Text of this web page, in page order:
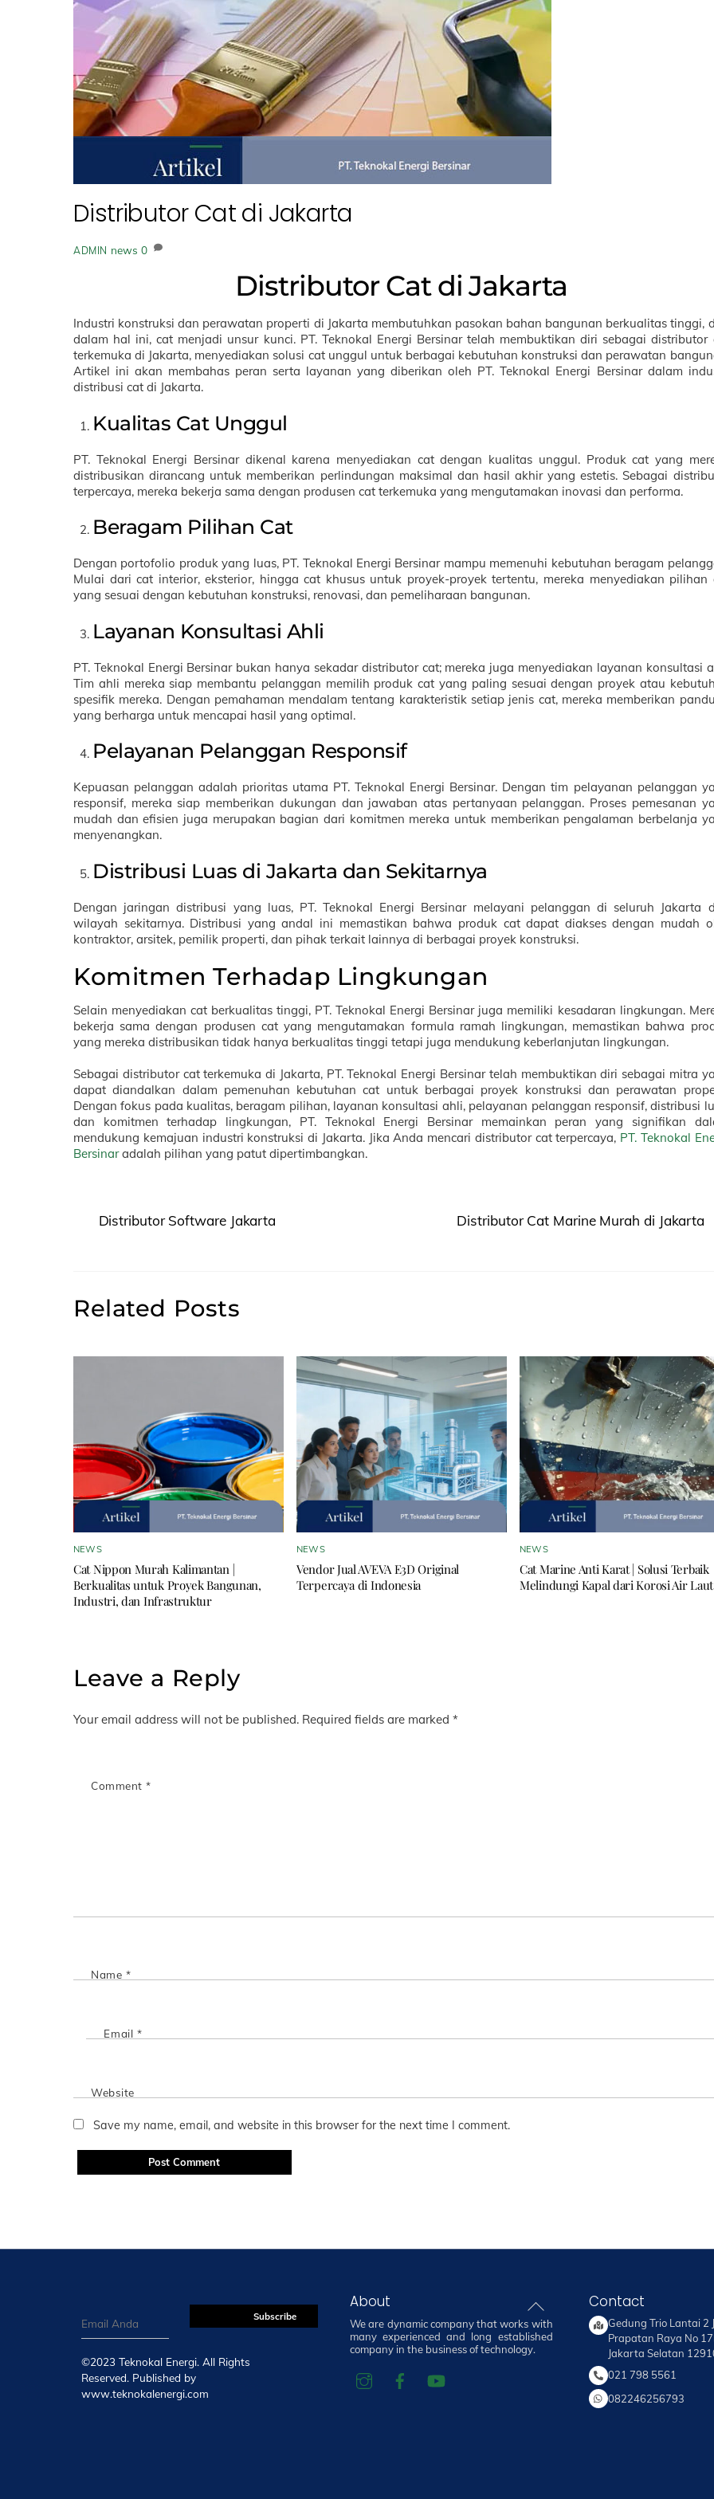
Distributor Cat di Jakarta
ADMIN news 0
Distributor Cat di Jakarta
Industri konstruksi dan perawatan properti di Jakarta membutuhkan pasokan bahan bangunan berkualitas tinggi,
dalam hal ini, cat menjadi unsur kunci. PT. Teknokal Energi Bersinar telah membuktikan diri sebagai distributor
terkemuka di Jakarta, menyediakan solusi cat unggul untuk berbagai kebutuhan konstruksi dan perawatan
Artikel ini akan membahas peran serta layanan yang diberikan oleh PT. Teknokal Energi Bersinar dalam
distribusi cat di Jakarta.
Kualitas Cat Unggul
PT. Teknokal Energi Bersinar dikenal karena menyediakan cat dengan kualitas unggul. Produk cat yang
distribusikan dirancang untuk memberikan perlindungan maksimal dan hasil akhir yang estetis. Sebagai
terpercaya, mereka bekerja sama dengan produsen cat terkemuka yang mengutamakan inovasi dan performa.
Beragam Pilihan Cat
Dengan portofolio produk yang luas, PT. Teknokal Energi Bersinar mampu memenuhi kebutuhan beragam
Mulai dari cat interior, eksterior, hingga cat khusus untuk proyek-proyek tertentu, mereka menyediakan pilihan
yang sesuai dengan kebutuhan konstruksi, renovasi, dan pemeliharaan bangunan.
Layanan Konsultasi Ahli
PT. Teknokal Energi Bersinar bukan hanya sekadar distributor cat; mereka juga menyediakan layanan konsultasi
Tim ahli mereka siap membantu pelanggan memilih produk cat yang paling sesuai dengan proyek atau
spesifik mereka. Dengan pemahaman mendalam tentang karakteristik setiap jenis cat, mereka memberikan
yang berharga untuk mencapai hasil yang optimal.
Pelayanan Pelanggan Responsif
Kepuasan pelanggan adalah prioritas utama PT. Teknokal Energi Bersinar. Dengan tim pelayanan pelanggan
responsif, mereka siap memberikan dukungan dan jawaban atas pertanyaan pelanggan. Proses pemesanan
mudah dan efisien juga merupakan bagian dari komitmen mereka untuk memberikan pengalaman berbelanja
menyenangkan.
Distribusi Luas di Jakarta dan Sekitarnya
Dengan jaringan distribusi yang luas, PT. Teknokal Energi Bersinar melayani pelanggan di seluruh Jakarta
wilayah sekitarnya. Distribusi yang andal ini memastikan bahwa produk cat dapat diakses dengan mudah
kontraktor, arsitek, pemilik properti, dan pihak terkait lainnya di berbagai proyek konstruksi.
Komitmen Terhadap Lingkungan
Selain menyediakan cat berkualitas tinggi, PT. Teknokal Energi Bersinar juga memiliki kesadaran lingkungan.
bekerja sama dengan produsen cat yang mengutamakan formula ramah lingkungan, memastikan bahwa
yang mereka distribusikan tidak hanya berkualitas tinggi tetapi juga mendukung keberlanjutan lingkungan.
Sebagai distributor cat terkemuka di Jakarta, PT. Teknokal Energi Bersinar telah membuktikan diri sebagai mitra
dapat diandalkan dalam pemenuhan kebutuhan cat untuk berbagai proyek konstruksi dan perawatan
Dengan fokus pada kualitas, beragam pilihan, layanan konsultasi ahli, pelayanan pelanggan responsif, distribusi
dan komitmen terhadap lingkungan, PT. Teknokal Energi Bersinar memainkan peran yang signifikan
mendukung kemajuan industri konstruksi di Jakarta. Jika Anda mencari distributor cat terpercaya, PT. Teknokal
Bersinaradalah pilihan yang patut dipertimbangkan.
Distributor Software Jakarta Distributor Cat Marine Murah di Jakarta
Related Posts
NEWS
Cat Nippon Murah Kalimantan |
Berkualitas untuk Proyek Bangunan,
Industri, dan Infrastruktur
NEWS
Vendor Jual AVEVA E3D Original
Terpercaya di Indonesia
NEWS
Cat Marine Anti Karat | Solusi Terbaik
Melindungi Kapal dari Korosi Air Laut
Leave a Reply
Your email address will not be published. Required fields are marked *
Comment*
Name *
Email *
Website
Save my name, email, and website in this browser for the next time I comment.
Back
Top
©2023 Teknokal Energi. All Rights
Reserved. Published by
www.teknokalenergi.com
About
We are dynamic company that works with
many experienced and long established
company in the business of technology.
Contact
Gedung Trio Lantai 2
Prapatan Raya No
Jakarta Selatan
021 798 5561
082246256793